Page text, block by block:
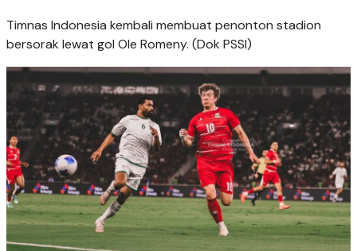
Timnas Indonesia kembali membuat penonton stadion
bersorak lewat gol Ole Romeny. (Dok PSSI)